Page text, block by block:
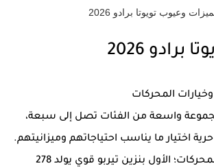
وعيوب تويوتا برادو 2026
2026
برادو 2026 مجموعة واسعة من الفئات تصل إلى سبعة،
اختيار ما يناسب احتياجاتهم وميزانيتهم.
تأتي بخيارين من المحركات؛ الأول بنزين تيربو قوي يولد 278